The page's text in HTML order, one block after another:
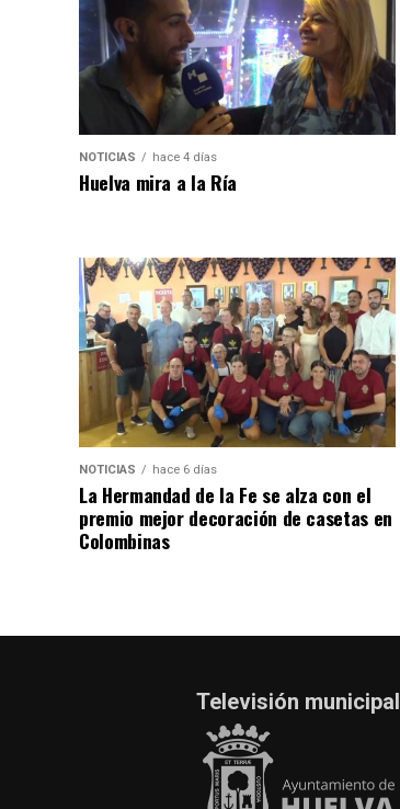
NOTICIAS hace 4 días
Huelva mira a la Ría
NOTICIAS hace 6 días
La Hermandad de la Fe se alza con el
premio mejor decoración de casetas en
Colombinas
Televisión municipal